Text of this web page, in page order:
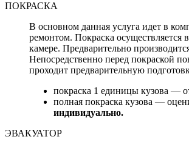
ПОКРАСКА
В основном данная услуга идет в
ремонтом. Покраска осуществляется
камере. Предварительно
Непосредственно перед покраской
проходит предварительную
покраска 1 единицы кузова —
полная покраска кузова —
индивидуально.
ЭВАКУАТОР